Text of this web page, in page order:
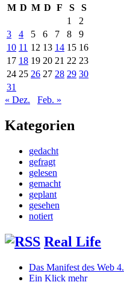
M D M D F S
S
1
2
3
4 5 6 7 8
9
10 11 12 13 14 15 16
17 18 19 20 21 22 23
24 25 26 27 28 29 30
31
« Dez.
Feb. »
Kategorien
gedacht
gefragt
gelesen
gemacht
geplant
gesehen
notiert
Real Life
Das Manifest des Web 4.
Ein Klick mehr